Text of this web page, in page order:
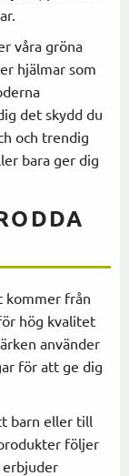
våra gröna
hjälmar som
det skydd du
och trendig
bara ger dig
kommer från
hög kvalitet
använder
för att ge dig
barn eller till
följer
erbjuder